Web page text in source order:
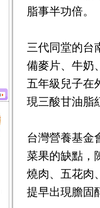
脂事半功倍。
三代同堂的台
備麥片、牛奶
五年級兒子在
現三酸甘油脂
台灣營養基金
菜果的缺點，
燒肉、五花肉
提早出現膽固